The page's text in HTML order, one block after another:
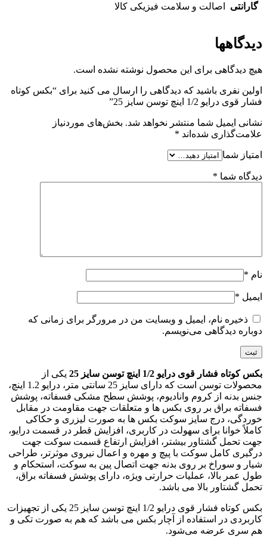
گارانتی اصالت و سلامت فیزیکی کالا
دیدگاهها
هیچ دیدگاهی برای این محصول نوشته نشده است.
اولین نفری باشید که دیدگاهی را ارسال می کنید برای “بکس کوتاه
فشار قوی درایو 1/2 اینچ توسن سایز 25”
نشانی ایمیل شما منتشر نخواهد شد. بخش‌های موردنیاز
علامت‌گذاری شده‌اند *
امتیاز شما
دیدگاه شما *
نام *
ایمیل *
ذخیره نام، ایمیل و وبسایت من در مرورگر برای زمانی که
دوباره دیدگاهی می‌نویسم.
بکس کوتاه فشار قوی درایو 1/2 اینچ توسن سایز 25
یکی از
محصولات توسن است که دارای سایز 25 سانتی متر، درایو 1.2 اینچ،
جنس بدنه از کروم وانادیوم، پوشش سطح مشکی فسفاته، پوشش
فسفاته براق بر روی بکس ها و متعلقات جهت مقاومت در مقابل
خوردگی، درج سایز سوکت بکس ها به صورت لیزری و حکاکی
کاملاً خوانا برای سهولت در کاربری، افزایش قطر در قسمت درایو،
جهت تحمل گشتاور بیشتر، افزایش ارتفاع قسمت سوکت جهت
درگیری کامل سوکت با پیچ و مهره و اعمال نیروی موثرتر، طراحی
شیار و سوراخ بر روی بدنه جهت اتصال پین به سوکت، استحکام و
طول عمر بالا، عملیات حرارتی ویژه، دارای پوشش فسفاته براق،
تحمل گشتاور بالا می باشد.
بکس کوتاه فشار قوی درایو 1/2 اینچ توسن سایز 25 یکی از تجهیزات
کاربردی در استفاده از آچار بکس می باشد که هم به صورت تکی و
هم سری عرضه می‌شود.